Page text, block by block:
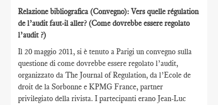
Relazione bibliografica (Convegno): Vers quelle régulation
de l’audit faut-il aller? (Come dovrebbe essere regolato
l’audit ?)
Il 20 maggio 2011, si è tenuto a Parigi un convegno sulla
questione di come dovrebbe essere regolato l’audit,
organizzato da The Journal of Regulation, da l’Ecole de
droit de la Sorbonne e KPMG France, partner
privilegiato della rivista. I partecipanti erano Jean-Luc